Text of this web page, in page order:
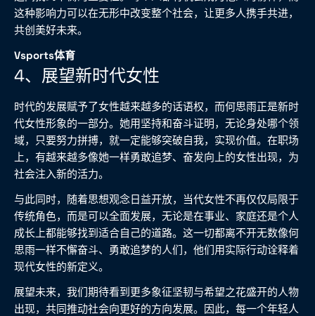
这种影响力可以在无形中改变整个社会，让更多人携手共进，
共创美好未来。
Vsports体育
4、展望新时代女性
时代的发展赋予了女性越来越多的话语权，而何思雨正是新时
代女性形象的一部分。她用坚持和奋斗证明，无论身处哪个领
域，只要努力拼搏，就一定能够突破自我，实现价值。在职场
上，有越来越多像她一样勇敢追梦、奋发向上的女性出现，为
社会注入新的活力。
与此同时，随着思想观念日益开放，当代女性不再仅仅局限于
传统角色，而是可以全面发展，无论是在事业、家庭还是个人
成长上都能够找到适合自己的道路。这一切都离不开无数像何
思雨一样不懈奋斗、勇敢追梦的人们，他们用实际行动诠释着
现代女性的新定义。
展望未来，我们期待看到更多象征坚韧与希望之花盛开的人物
出现，共同推动社会向更好的方向发展。因此，每一个年轻人